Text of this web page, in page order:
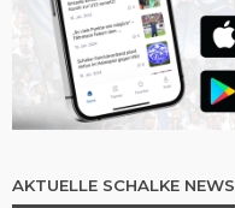
AKTUELLE SCHALKE NEWS